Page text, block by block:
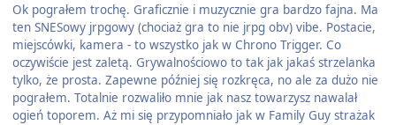
Ok pograłem trochę. Graficznie i muzycznie gra bardzo fajna. Ma
ten SNESowy jrpgowy (chociaż gra to nie jrpg obv) vibe. Postacie,
miejscówki, kamera - to wszystko jak w Chrono Trigger. Co
oczywiście jest zaletą. Grywalnościowo to tak jak jakaś strzelanka
tylko, że prosta. Zapewne później się rozkręca, no ale za dużo nie
pograłem. Totalnie rozwaliło mnie jak nasz towarzysz nawalał
ogień toporem. Aż mi się przypomniało jak w Family Guy strażak